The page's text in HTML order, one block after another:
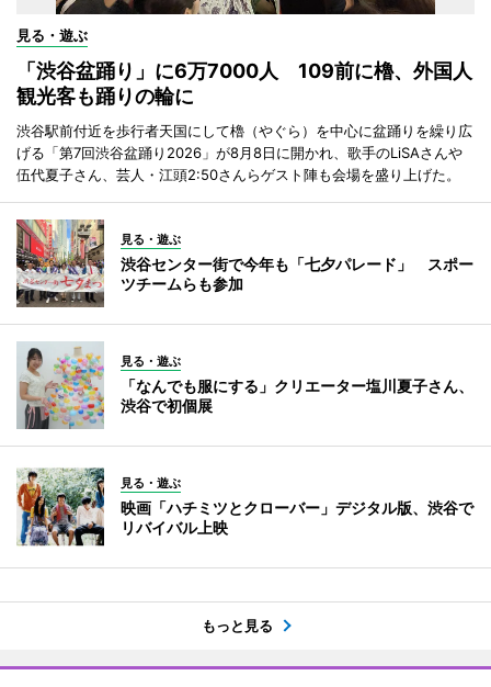
見る・遊ぶ
「渋谷盆踊り」に6万7000人 109前に櫓、外国人
観光客も踊りの輪に
渋谷駅前付近を歩行者天国にして櫓（やぐら）を中心に盆踊りを繰り広
げる「第7回渋谷盆踊り2026」が8月8日に開かれ、歌手のLiSAさんや
伍代夏子さん、芸人・江頭2:50さんらゲスト陣も会場を盛り上げた。
見る・遊ぶ
渋谷センター街で今年も「七夕パレード」 スポー
ツチームらも参加
見る・遊ぶ
「なんでも服にする」クリエーター塩川夏子さん、
渋谷で初個展
見る・遊ぶ
映画「ハチミツとクローバー」デジタル版、渋谷で
リバイバル上映
もっと見る